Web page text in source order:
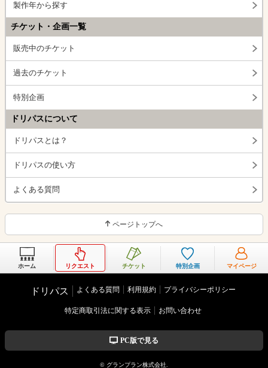
製作年から探す
チケット・企画一覧
販売中のチケット
過去のチケット
特別企画
ドリパスについて
ドリパスとは？
ドリパスの使い方
よくある質問
ページトップへ
ホーム リクエスト チケット 特別企画 マイページ
ドリパス よくある質問 利用規約 プライバシーポリシー
特定商取引法に関する表示 お問い合わせ
PC版で見る
© グランプラン株式会社.